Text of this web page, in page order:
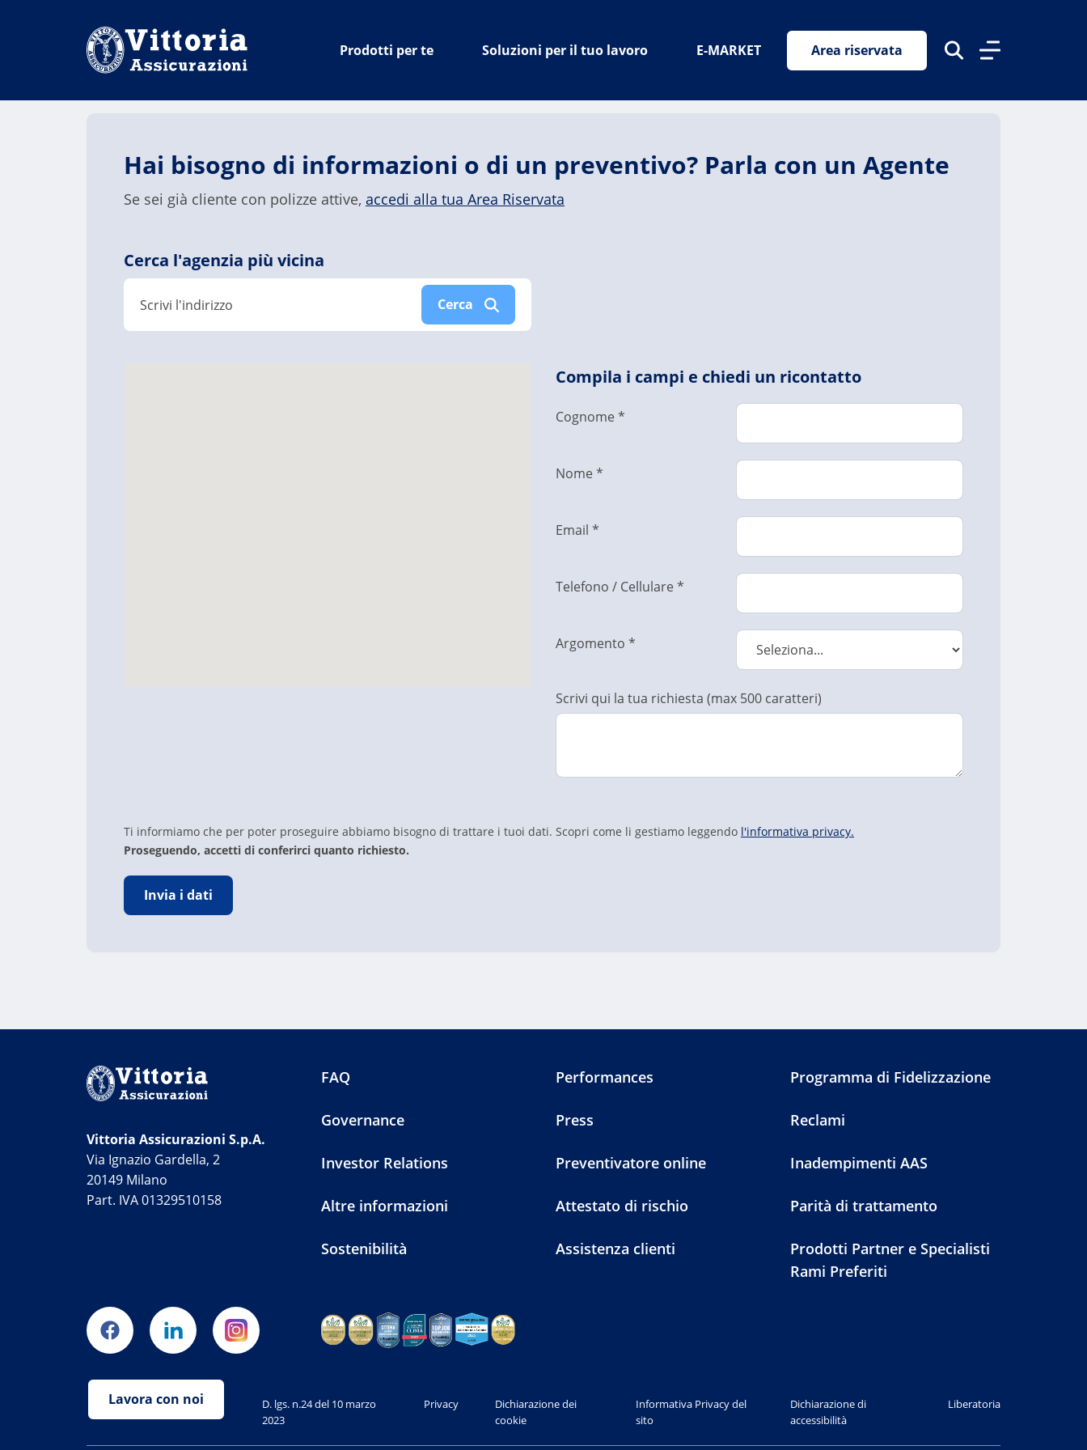
navigazione
Prodotti per te Soluzioni per il tuo lavoro E-MARKET Area riservata
Hai bisogno di informazioni o di un preventivo? Parla con un Agente
Se sei già cliente con polizze attive, accedi alla tua Area Riservata
Cerca l'agenzia più vicina
Cerca
Compila i campi e chiedi un ricontatto
Cognome *
Nome *
Email *
Telefono / Cellulare *
Argomento *
Scrivi qui la tua richiesta (max 500 caratteri)
Ti informiamo che per poter proseguire abbiamo bisogno di trattare i tuoi dati. Scopri come li gestiamo leggendo l'informativa privacy.
Proseguendo, accetti di conferirci quanto richiesto.
Invia i dati
Vittoria Assicurazioni S.p.A.
Via Ignazio Gardella, 2
20149 Milano
Part. IVA 01329510158
FAQ
Governance
Investor Relations
Altre informazioni
Sostenibilità
Performances
Press
Preventivatore online
Attestato di rischio
Assistenza clienti
Programma di Fidelizzazione
Reclami
Inadempimenti AAS
Parità di trattamento
Prodotti Partner e Specialisti
Rami Preferiti
Lavora con noi
D. lgs. n.24 del 10 marzo
2023
Privacy
Dichiarazione dei
cookie
Informativa Privacy del
sito
Dichiarazione di
accessibilità
Liberatoria